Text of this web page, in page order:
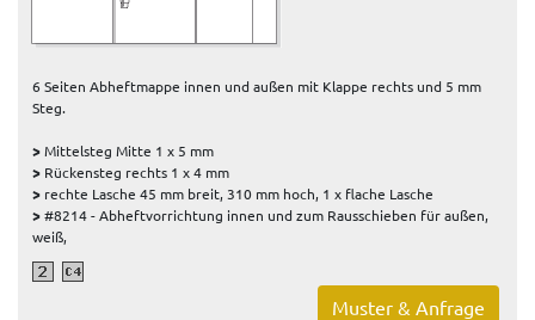
6 Seiten Abheftmappe innen und außen mit Klappe rechts und 5 mm
Steg.
>Mittelsteg Mitte 1 x 5 mm
> Rückensteg rechts 1 x 4 mm
> rechte Lasche 45 mm breit, 310 mm hoch, 1 x flache Lasche
>#8214 - Abheftvorrichtung innen und zum Rausschieben für außen,
weiß,
Muster & Anfrage